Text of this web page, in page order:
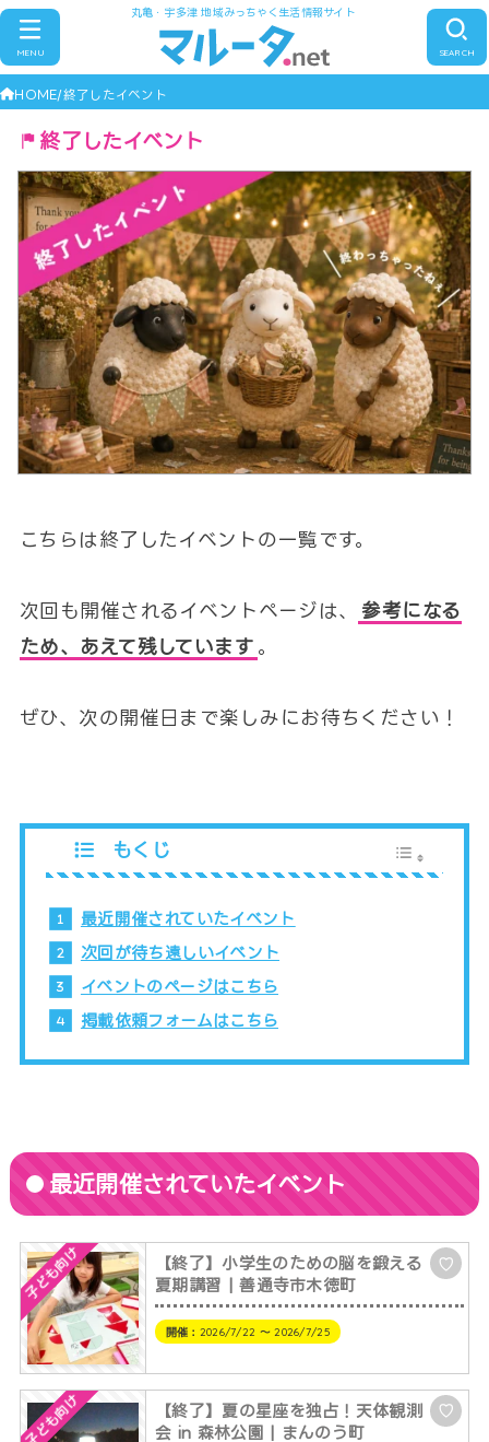
丸亀・宇多津 地域みっちゃく生活情報サイト
SEARCH
MENU
HOME 終了したイベント
終了したイベント
こちらは終了したイベントの一覧です。
次回も開催されるイベントページは、
参考になる
ため、あえて残しています 。
ぜひ、次の開催日まで楽しみにお待ちください！
もくじ
最近開催されていたイベント
次回が待ち遠しいイベント
イベントのページはこちら
掲載依頼フォームはこちら
最近開催されていたイベント
子ども向け
【終了】小学生のための脳を鍛える
夏期講習 | 善通寺市木徳町
♡
開催： 2026/7/22 〜 2026/7/25
子ども向け
【終了】夏の星座を独占！天体観測
会 in 森林公園 | まんのう町
♡